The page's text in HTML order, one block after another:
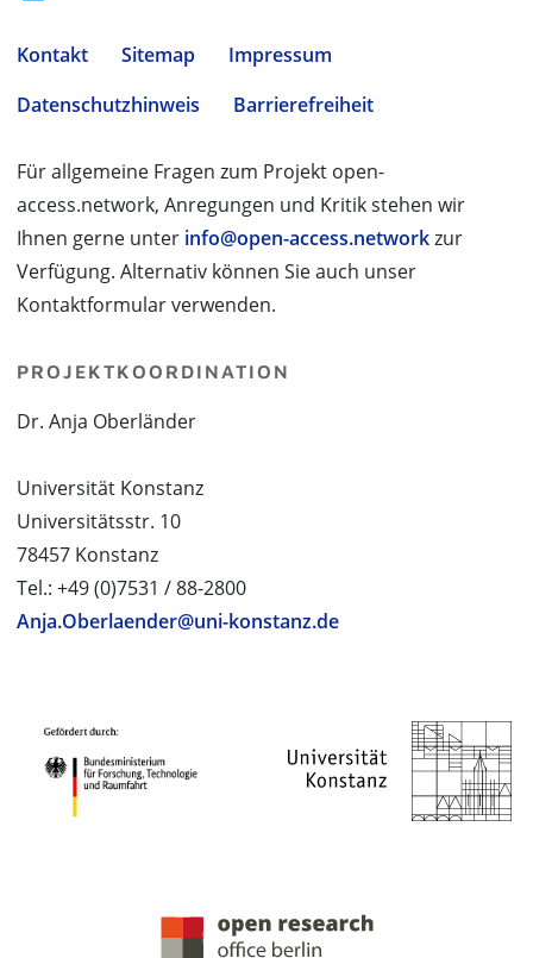
Kontakt Sitemap
Impressum
Datenschutzhinweis
Barrierefreiheit
Für allgemeine Fragen zum Projekt open-
access.network, Anregungen und Kritik stehen wir
Ihnen gerne unter info@open-access.networkzur
Verfügung. Alternativ können Sie auch unser
Kontaktformular verwenden.
PROJEKTKOORDINATION
Dr. Anja Oberländer
Universität Konstanz
Universitätsstr. 10
78457 Konstanz
Tel.: +49 (0)7531 / 88-2800
Anja.Oberlaender@uni-konstanz.de